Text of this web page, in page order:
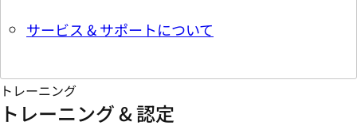
サービス & サポートについて
トレーニング
トレーニング & 認定